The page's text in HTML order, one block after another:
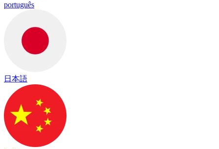
português
日本語